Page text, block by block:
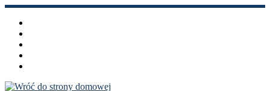
Przejdź
treści